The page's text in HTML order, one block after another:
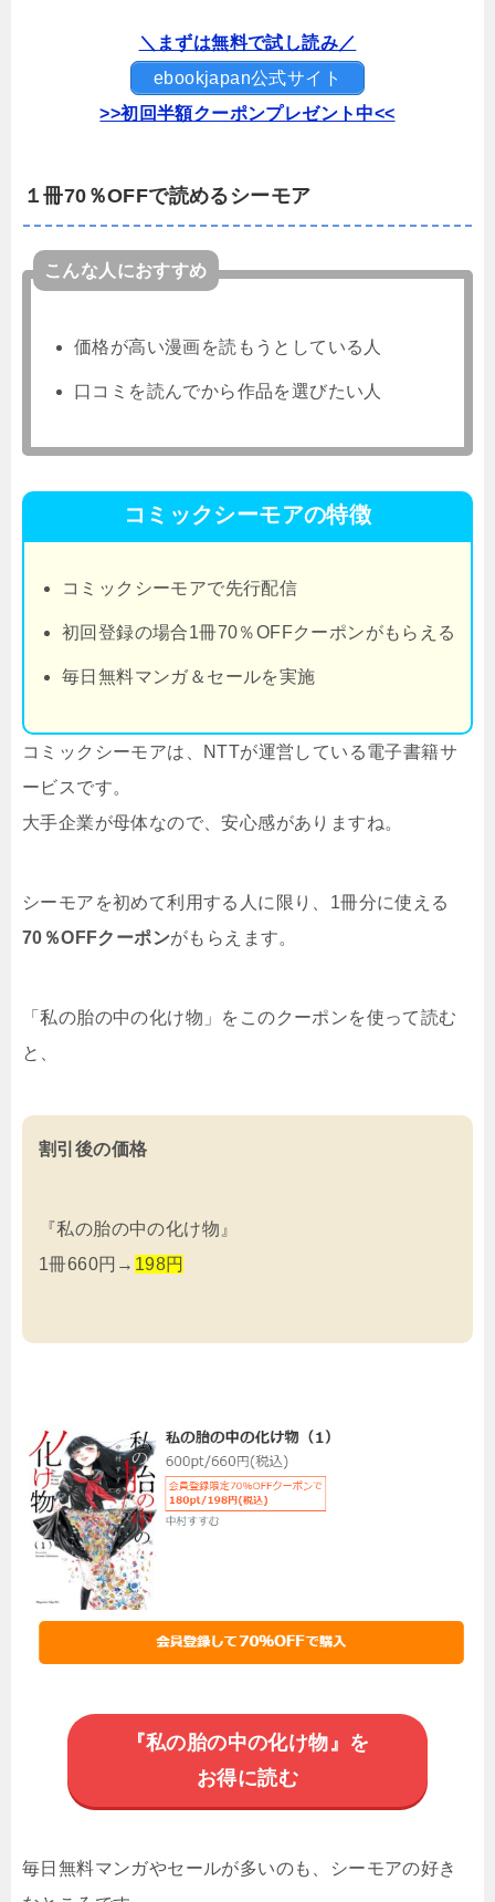
＼まずは無料で試し読み／
ebookjapan公式サイト
>>初回半額クーポンプレゼント中<<
１冊70％OFFで読めるシーモア
こんな人におすすめ
価格が高い漫画を読もうとしている人
口コミを読んでから作品を選びたい人
コミックシーモアの特徴
コミックシーモアで先行配信
初回登録の場合1冊70％OFFクーポンがもらえる
毎日無料マンガ＆セールを実施
コミックシーモアは、NTTが運営している電子書籍サ
ービスです。
大手企業が母体なので、安心感がありますね。
シーモアを初めて利用する人に限り、1冊分に使える
70％OFFクーポンがもらえます。
「私の胎の中の化け物」をこのクーポンを使って読む
と、
割引後の価格
『私の胎の中の化け物』
1冊660円→ 198円
『私の胎の中の化け物』を
お得に読む
毎日無料マンガやセールが多いのも、シーモアの好き